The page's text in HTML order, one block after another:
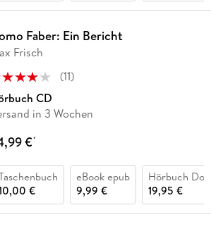
Faber: Ein Bericht
Frisch
(11)
CD
in 3 Wochen
€*
€
eBook epub
9,99 €
Hörbuch
19,95 €